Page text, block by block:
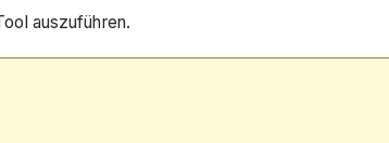
auszuführen.